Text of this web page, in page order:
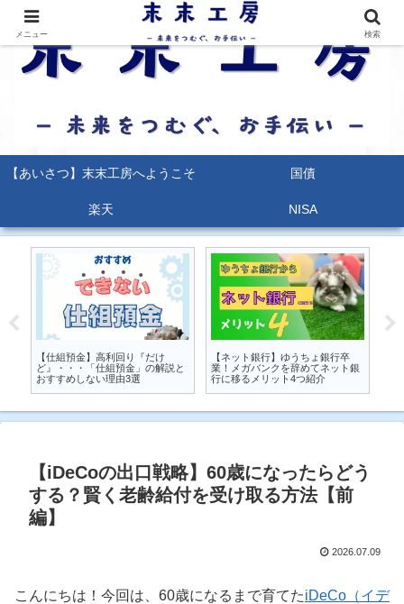
【あいさつ】末末工房へようこそ 国債
楽天 NISA
【仕組預金】高利回り『だけ
ど』・・・「仕組預金」の解説と
おすすめしない理由3選
【ネット銀行】ゆうちょ銀行卒
業！メガバンクを辞めてネット銀
行に移るメリット4つ紹介
【iDeCoの出口戦略】60歳になったらどう
する？賢く老齢給付を受け取る方法【前
編】
2026.07.09
こんにちは！今回は、60歳になるまで育てたiDeCo（イデ
メニュー 検索